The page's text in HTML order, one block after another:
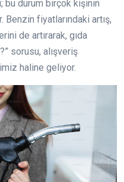
bu durum birçok kişinin
fiyatlarındaki artış,
de artırarak, gıda
sorusu, alışveriş
haline geliyor.